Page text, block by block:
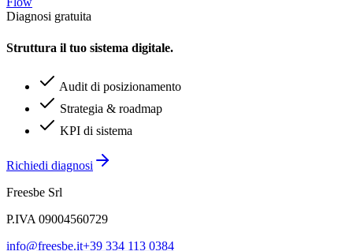
Diagnosi gratuita
Struttura il tuo sistema digitale.
Audit di posizionamento
Strategia & roadmap
KPI di sistema
Richiedi diagnosi
Freesbe Srl
P.IVA 09004560729
info@freesbe.it+39 334 113 0384